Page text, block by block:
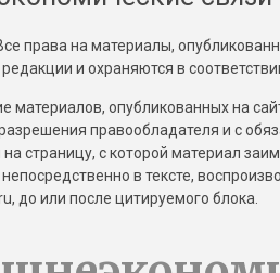
права на материалы,
и охраняются в
материалов, опубликованных на
правообладателя и с
на страницу, с которой материал
в тексте,
до или после цитируемого блока.